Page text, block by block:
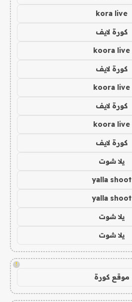
kora live
كورة لايف
koora live
كورة لايف
koora live
كورة لايف
koora live
كورة لايف
يلا شوت
yalla shoot
yalla shoot
يلا شوت
يلا شوت
!
موقع كورة